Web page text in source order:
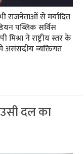
राजनेताओं से मर्यादित
पब्लिक सर्विस
ने राष्ट्रीय स्तर के
असंसदीय व्यक्तिगत
दल का